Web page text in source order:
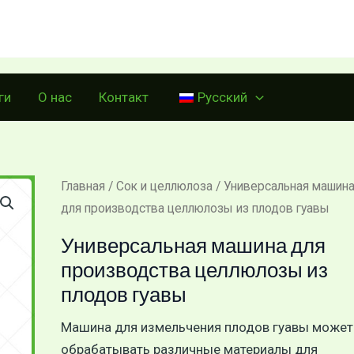
О нас Контакт Русский
Главная /Сок и целлюлоза / Универсальная
для производства целлюлозы из плодов гуавы
Универсальная машина для
производства целлюлозы из
плодов гуавы
Машина для измельчения плодов гуавы может
обрабатывать различные материалы для